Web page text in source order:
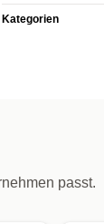
Kategorien
passt.